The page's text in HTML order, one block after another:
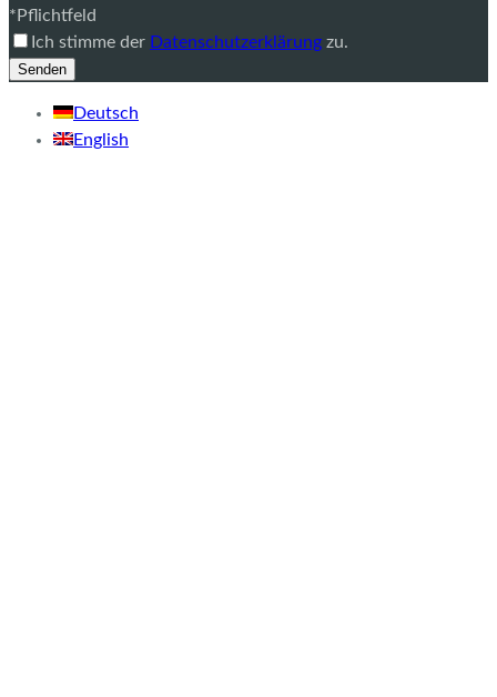
*Pflichtfeld
Ich stimme der Datenschutzerklärung zu.
Deutsch
English